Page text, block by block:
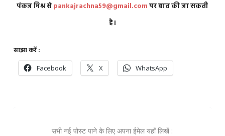
पंकज मिश्र सेpankajrachna59@gmail.comपर बात की जा सकती
है।
साझा करें :
Facebook X WhatsApp
सभी नई पोस्ट पाने के लिए अपना ईमेल यहाँ लिखें :